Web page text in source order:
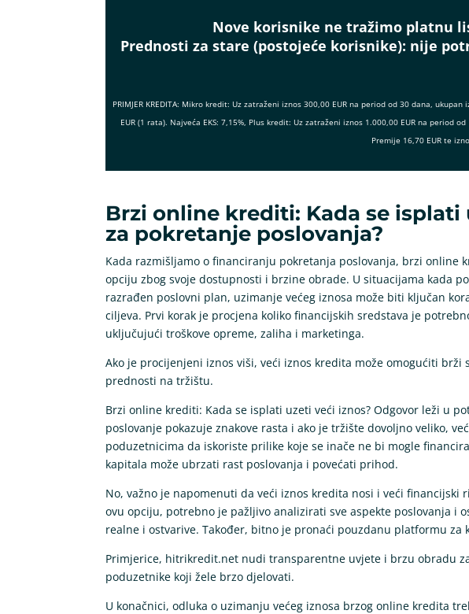
Nove korisnike ne tražimo platnu
Prednosti za stare (postojeće korisnike): nije
PRIMJER KREDITA: Mikro kredit: Uz zatraženi iznos 300,00 EUR na period od 30 dana,
EUR (1 rata). Najveća EKS: 7,15%, Plus kredit: Uz zatraženi iznos 1.000,00 EUR na period
Premije 16,70 EUR te
Brzi online krediti: Kada se isplati
za pokretanje poslovanja?
Kada razmišljamo o financiranju pokretanja poslovanja, brzi online
opciju zbog svoje dostupnosti i brzine obrade. U situacijama kada
razrađen poslovni plan, uzimanje većeg iznosa može biti ključan
ciljeva. Prvi korak je procjena koliko financijskih sredstava je
uključujući troškove opreme, zaliha i marketinga.
Ako je procijenjeni iznos viši, veći iznos kredita može omogućiti
prednosti na tržištu.
Brzi online krediti: Kada se isplati uzeti veći iznos? Odgovor leži u
poslovanje pokazuje znakove rasta i ako je tržište dovoljno veliko,
poduzetnicima da iskoriste prilike koje se inače ne bi mogle
kapitala može ubrzati rast poslovanja i povećati prihod.
No, važno je napomenuti da veći iznos kredita nosi i veći financijski
ovu opciju, potrebno je pažljivo analizirati sve aspekte poslovanja i
realne i ostvarive. Također, bitno je pronaći pouzdanu platformu za
Primjerice, hitrikredit.net nudi transparentne uvjete i brzu obradu
poduzetnike koji žele brzo djelovati.
U konačnici, odluka o uzimanju većeg iznosa brzog online kredita